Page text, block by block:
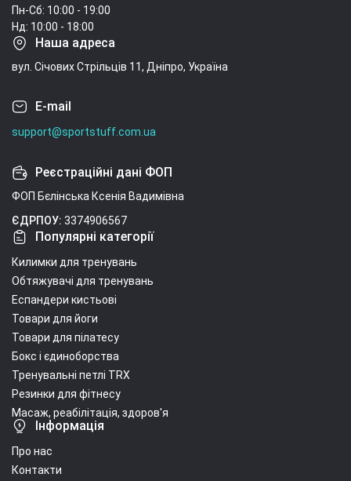
Пн-Сб: 10:00 - 19:00
Нд: 10:00 - 18:00
Наша адреса
вул. Січових Стрільців 11, Дніпро, Україна
E-mail
support@sportstuff.com.ua
Реєстраційні дані ФОП
ФОП Бєлінська Ксенія Вадимівна
ЄДРПОУ: 3374906567
Популярні категорії
Килимки для тренувань
Обтяжувачі для тренувань
Еспандери кистьові
Товари для йоги
Товари для пілатесу
Бокс і єдиноборства
Тренувальні петлі TRX
Резинки для фітнесу
Масаж, реабілітація, здоров'я
Інформація
Про нас
Контакти